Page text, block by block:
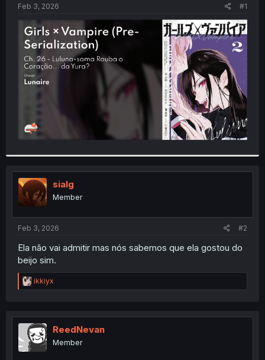
e
r
Feb 3, 2026 #1
sialg
Member
Feb 3, 2026 #2
Ela não vai admitir mas nós sabemos que ela gostou do
beijo sim.
R
e
t
i
o
n
ikkiyx
ReedNevan
Member